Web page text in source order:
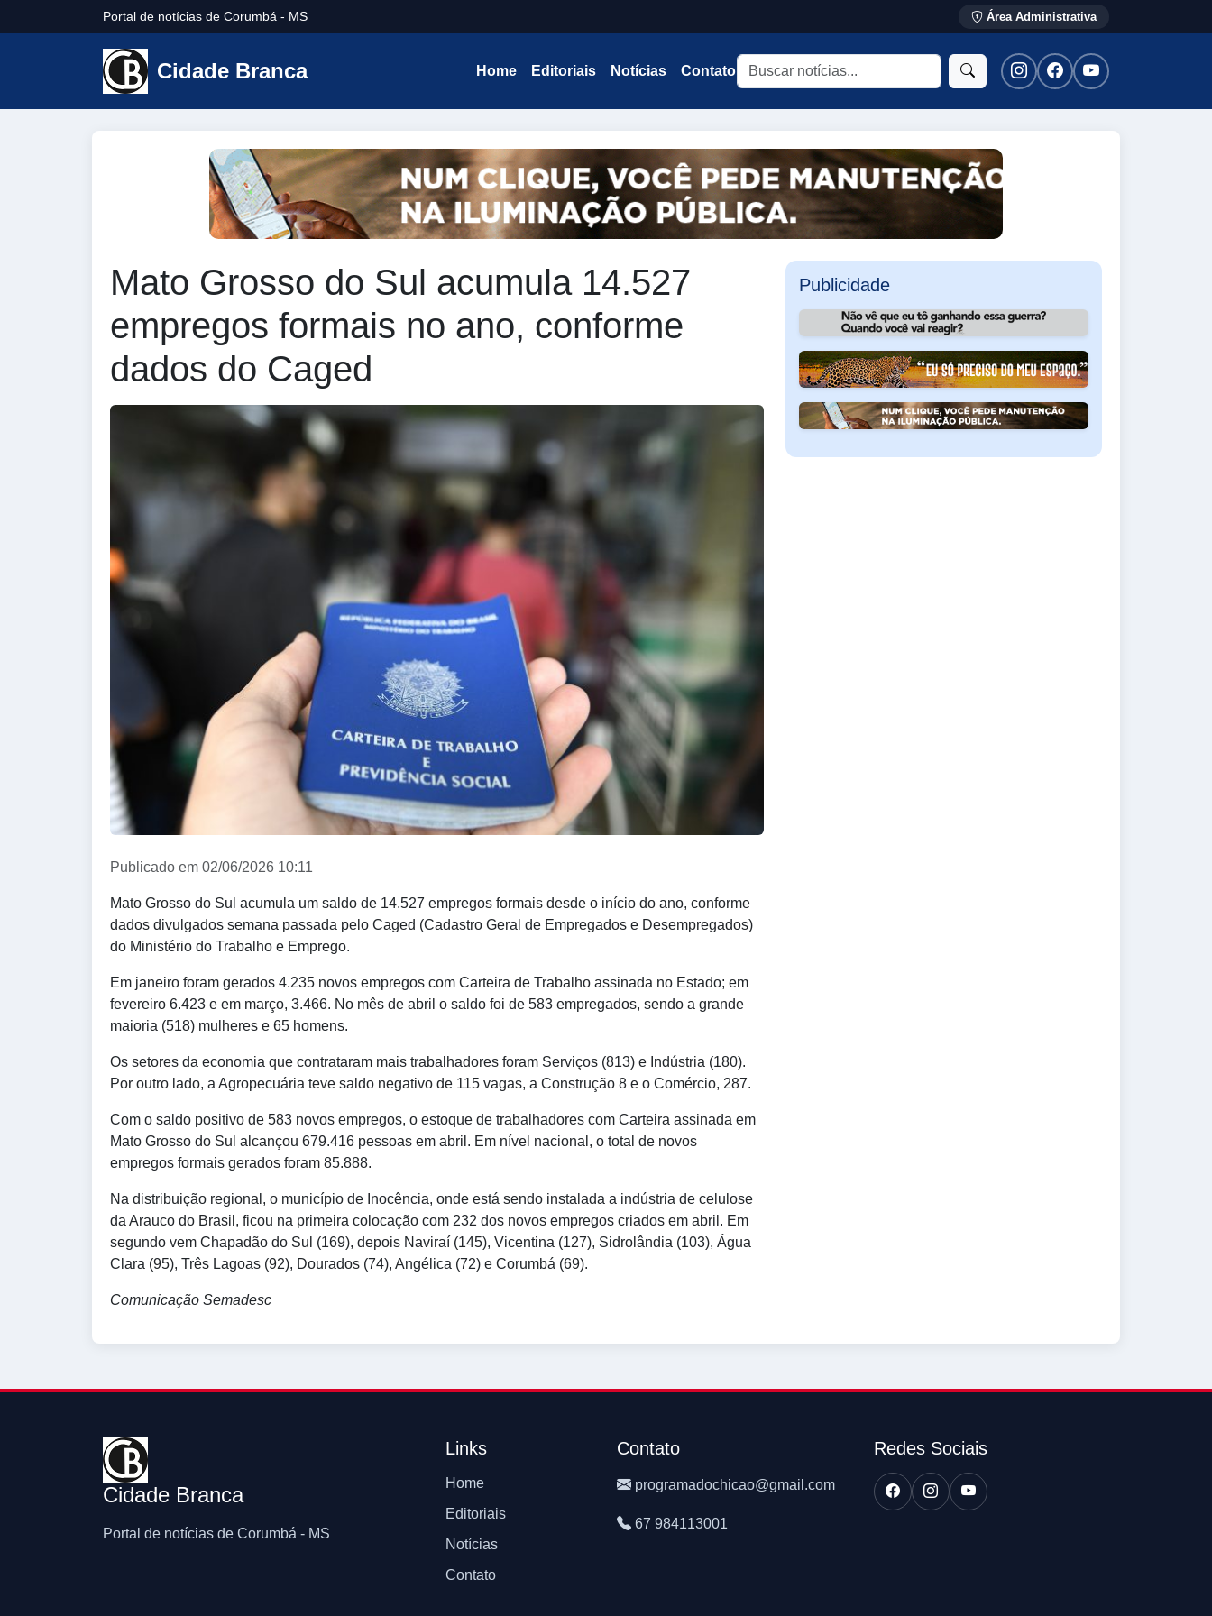
Portal de notícias de Corumbá - MS Área Administrativa
Cidade Branca Home Editoriais Notícias Contato
Mato Grosso do Sul acumula 14.527
empregos formais no ano, conforme
dados do Caged
Publicado em 02/06/2026 10:11
Mato Grosso do Sul acumula um saldo de 14.527 empregos formais desde o início do ano, conforme
dados divulgados semana passada pelo Caged (Cadastro Geral de Empregados e Desempregados)
do Ministério do Trabalho e Emprego.
Em janeiro foram gerados 4.235 novos empregos com Carteira de Trabalho assinada no Estado; em
fevereiro 6.423 e em março, 3.466. No mês de abril o saldo foi de 583 empregados, sendo a grande
maioria (518) mulheres e 65 homens.
Os setores da economia que contrataram mais trabalhadores foram Serviços (813) e Indústria (180).
Por outro lado, a Agropecuária teve saldo negativo de 115 vagas, a Construção 8 e o Comércio, 287.
Com o saldo positivo de 583 novos empregos, o estoque de trabalhadores com Carteira assinada em
Mato Grosso do Sul alcançou 679.416 pessoas em abril. Em nível nacional, o total de novos
empregos formais gerados foram 85.888.
Na distribuição regional, o município de Inocência, onde está sendo instalada a indústria de celulose
da Arauco do Brasil, ficou na primeira colocação com 232 dos novos empregos criados em abril. Em
segundo vem Chapadão do Sul (169), depois Naviraí (145), Vicentina (127), Sidrolândia (103), Água
Clara (95), Três Lagoas (92), Dourados (74), Angélica (72) e Corumbá (69).
Comunicação Semadesc
Publicidade
Cidade Branca
Portal de notícias de Corumbá - MS
Links
Home
Editoriais
Notícias
Contato
Contato
programadochicao@gmail.com
67 984113001
Redes Sociais